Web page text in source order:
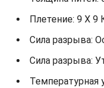
Плетение: 9 X
Сила разрыва:
Сила разрыва:
Температурная